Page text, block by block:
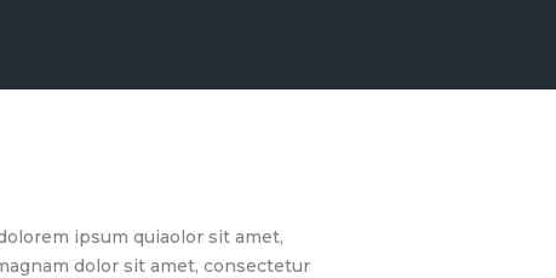
ipsum quiaolor sit amet,
dolor sit amet, consectetur